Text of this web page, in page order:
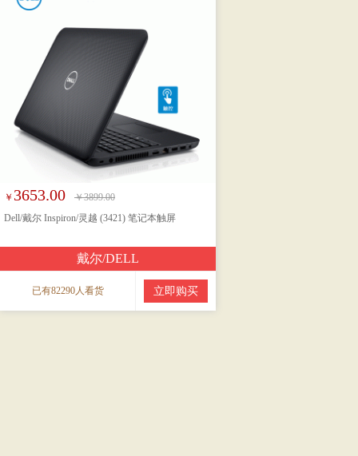
￥ 3653.00
￥3899.00
Dell/戴尔 Inspiron/灵越 (3421) 笔记本触屏
戴尔/DELL
已有82290人看货 立即购买